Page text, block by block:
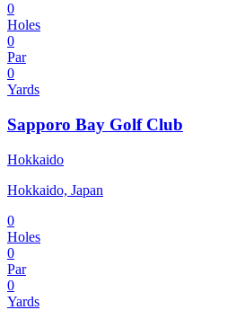
0
Holes
0
Par
0
Yards
Sapporo Bay Golf Club
Hokkaido
Hokkaido, Japan
0
Holes
0
Par
0
Yards